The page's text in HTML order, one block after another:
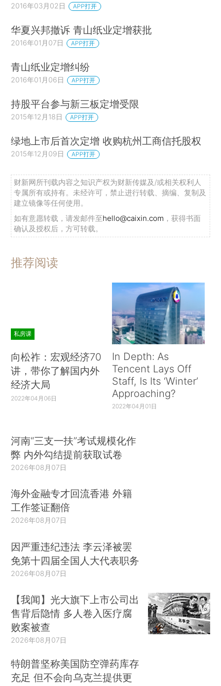
2016年03月02日 APP打开
华夏兴邦撤诉 青山纸业定增获批
2016年01月07日 APP打开
青山纸业定增纠纷
2016年01月06日 APP打开
持股平台参与新三板定增受限
2015年12月18日 APP打开
绿地上市后首次定增 收购杭州工商信托股权
2015年12月09日 APP打开
财新网所刊载内容之知识产权为财新传媒及/或相关权利人
专属所有或持有。未经许可，禁止进行转载、摘编、复制及
建立镜像等任何使用。
如有意愿转载，请发邮件至hello@caixin.com ，获得书面
确认及授权后，方可转载。
推荐阅读
私房课
向松祚：宏观经济70
讲，带你了解国内外
经济大局
2022年04月06日
In Depth: As
Tencent Lays Off
Staff, Is Its ‘Winter’
Approaching?
2022年04月01日
河南“三支一扶”考试规模化作
弊 内外勾结提前获取试卷
2026年08月07日
海外金融专才回流香港 外籍
工作签证翻倍
2026年08月07日
因严重违纪违法 李云泽被罢
免第十四届全国人大代表职务
2026年08月07日
【我闻】光大旗下上市公司出
售背后隐情 多人卷入医疗腐
败案被查
2026年08月07日
特朗普坚称美国防空弹药库存
充足 但不会向乌克兰提供更